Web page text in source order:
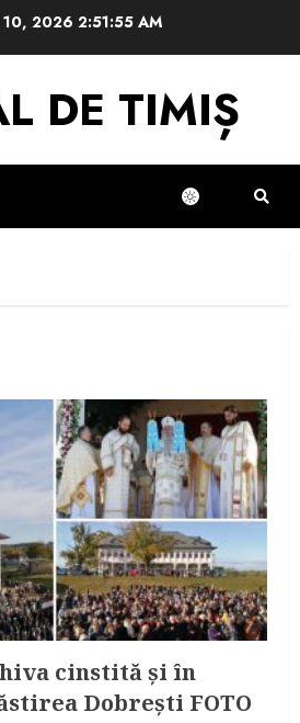
10, 2026 2:51:55 AM
DE TIMIȘ
cinstită și în
Dobrești FOTO